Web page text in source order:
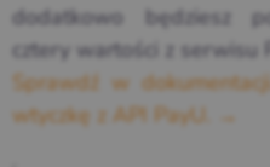
dodatkowo będziesz
cztery wartości z serwisu
Sprawdź w
wtyczkę z API PayU. →